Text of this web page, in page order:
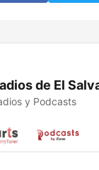
de El
y Podcasts